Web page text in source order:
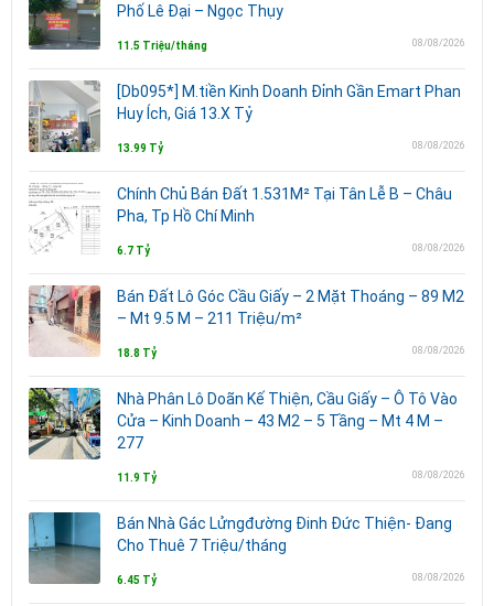
Phố Lê Đại – Ngọc Thụy
11.5 Triệu/tháng 08/08/2026
[Db095*] M.tiền Kinh Doanh Đỉnh Gần Emart Phan
Huy Ích, Giá 13.X Tỷ
13.99 Tỷ 08/08/2026
Chính Chủ Bán Đất 1.531M² Tại Tân Lễ B – Châu
Pha, Tp Hồ Chí Minh
6.7 Tỷ 08/08/2026
Bán Đất Lô Góc Cầu Giấy – 2 Mặt Thoáng – 89 M2
– Mt 9.5 M – 211 Triệu/m²
18.8 Tỷ 08/08/2026
Nhà Phân Lô Doãn Kế Thiện, Cầu Giấy – Ô Tô Vào
Cửa – Kinh Doanh – 43 M2 – 5 Tầng – Mt 4 M –
277
11.9 Tỷ 08/08/2026
Bán Nhà Gác Lửngđường Đinh Đức Thiện- Đang
Cho Thuê 7 Triệu/tháng
6.45 Tỷ 08/08/2026